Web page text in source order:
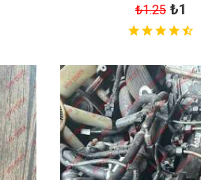
₺1.25 ₺1